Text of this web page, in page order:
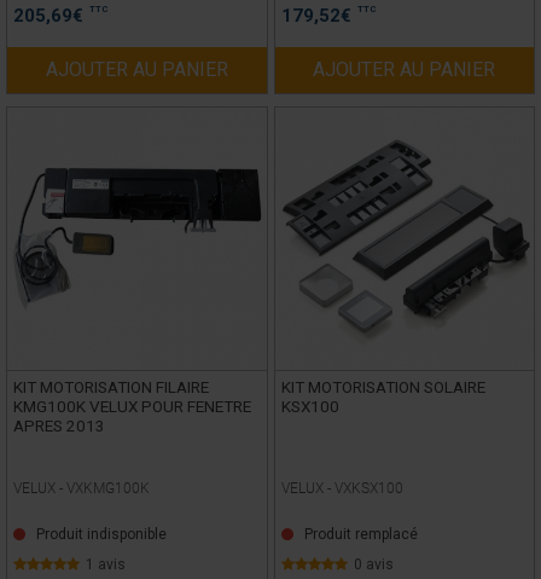
205,69€ TTC
AJOUTER AU PANIER
179,52€ TTC
AJOUTER AU PANIER
KIT MOTORISATION FILAIRE
KMG100K VELUX POUR FENETRE
APRES 2013
VELUX - VXKMG100K
Produit indisponible
1 avis
KIT MOTORISATION SOLAIRE
KSX100
VELUX - VXKSX100
Produit remplacé
0 avis